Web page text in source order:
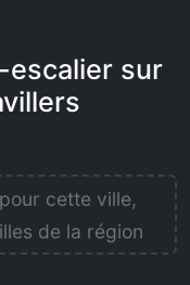
escalier sur
cette ville,
de la région